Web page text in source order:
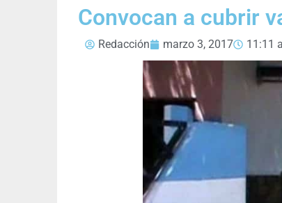
Convocan a cubrir
Redacción marzo 3, 2017 11:11